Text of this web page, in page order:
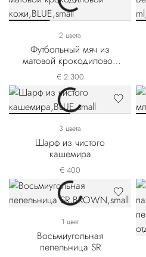
2 цвета
Футбольный мяч из
матовой крокодиловой
кожи
€ 2.300
3 цвета
Шарф из чистого
кашемира
€ 400
1 цвет
Восьмиугольная
пепельница SR